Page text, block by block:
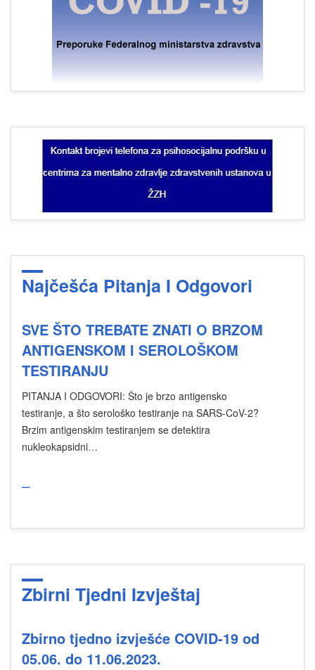
Najčešća Pitanja I Odgovori
SVE ŠTO TREBATE ZNATI O BRZOM
ANTIGENSKOM I SEROLOŠKOM
TESTIRANJU
PITANJA I ODGOVORI: Što je brzo antigensko
testiranje, a što serološko testiranje na SARS-CoV-2?
Brzim antigenskim testiranjem se detektira
nukleokapsidni…
Zbirni Tjedni Izvještaj
Zbirno tjedno izvješće COVID-19 od
05.06. do 11.06.2023.